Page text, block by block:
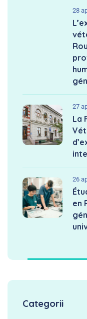
28
27
La
26
en
Categorii